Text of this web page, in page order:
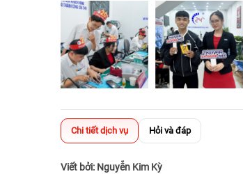
Chi tiết dịch vụ Hỏi và đáp
Viết bởi: Nguyễn Kim Kỳ